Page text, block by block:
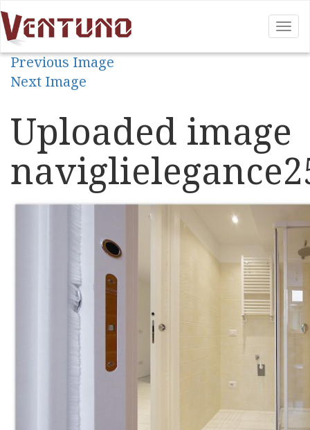
Previous Image
Next Image
Uploaded image